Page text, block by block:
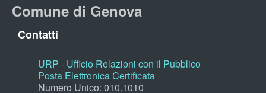
Comune di Genova
Contatti
URP - Ufficio Relazioni con il Pubblico
Posta Elettronica Certificata
Numero Unico: 010.1010